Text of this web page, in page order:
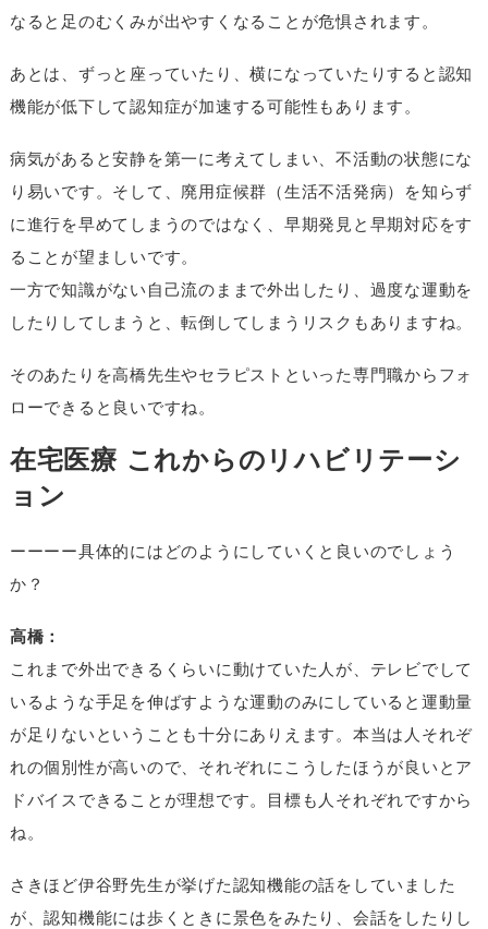
なると足のむくみが出やすくなることが危惧されます。
あとは、ずっと座っていたり、横になっていたりすると認知
機能が低下して認知症が加速する可能性もあります。
病気があると安静を第一に考えてしまい、不活動の状態にな
り易いです。そして、廃用症候群（生活不活発病）を知らず
に進行を早めてしまうのではなく、早期発見と早期対応をす
ることが望ましいです。
一方で知識がない自己流のままで外出したり、過度な運動を
したりしてしまうと、転倒してしまうリスクもありますね。
そのあたりを高橋先生やセラピストといった専門職からフォ
ローできると良いですね。
在宅医療 これからのリハビリテーシ
ョン
ーーーー具体的にはどのようにしていくと良いのでしょう
か？
高橋：
これまで外出できるくらいに動けていた人が、テレビでして
いるような手足を伸ばすような運動のみにしていると運動量
が足りないということも十分にありえます。本当は人それぞ
れの個別性が高いので、それぞれにこうしたほうが良いとア
ドバイスできることが理想です。目標も人それぞれですから
ね。
さきほど伊谷野先生が挙げた認知機能の話をしていました
が、認知機能には歩くときに景色をみたり、会話をしたりし